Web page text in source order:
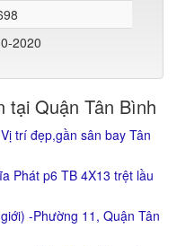
2020
tại Quận Tân Bình
trí đẹp,gần sân bay Tân
Phát p6 TB 4X13 trệt lầu
-Phường 11, Quận Tân